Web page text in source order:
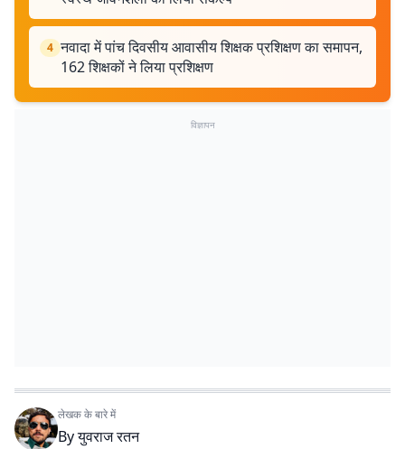
4 नवादा में पांच दिवसीय आवासीय शिक्षक प्रशिक्षण का समापन,
162 शिक्षकों ने लिया प्रशिक्षण
विज्ञापन
लेखक के बारे में
Byयुवराज रतन